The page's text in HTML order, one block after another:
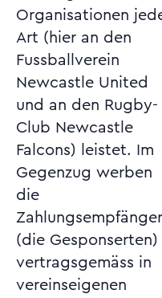
Organisationen
Art (hier an den
Fussballverein
Newcastle United
und an den Rugby-
Club Newcastle
Falcons) leistet. Im
Gegenzug werben
die
Zahlungsempfänger
(die Gesponserten)
vertragsgemäss in
vereinseigenen
zurück). Im
von Verbriefungen
aufsichtsrechtlich
definiert als ein
Kreditinstitut, bei
dem es sich nicht
um einen Originator
handelt, welches ein
forderungsgedecktes
Geldmarktpapier-
Programm oder ein
anderes
Verbriefungsprogramm,